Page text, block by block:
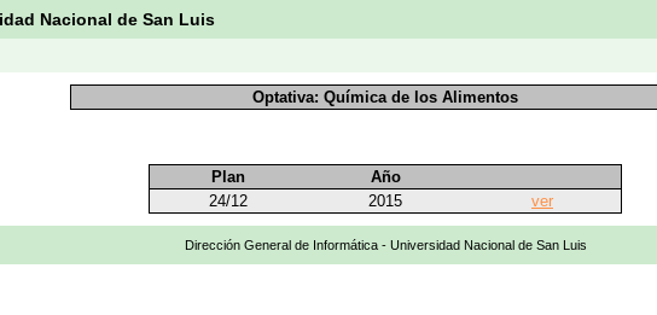
Nacional de San Luis
Optativa: Química de los Alimentos
Plan
Año
24/12
2015 ver
Dirección General de Informática - Universidad Nacional de San Luis